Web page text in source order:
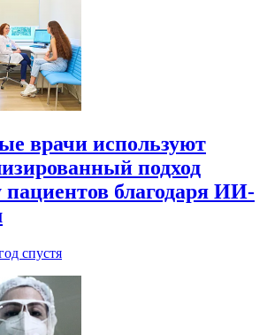
врачи используют
подход
благодаря ИИ-
спустя